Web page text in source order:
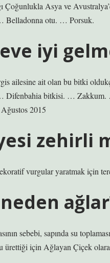
Çoğunlukla Asya ve
Belladonna otu. … Porsuk.
iyi
ailesine ait olan bu bitki
Difenbahia bitkisi. …
2015
zehirli
vurgular yaratmak için
sebebi, sapında su
ürettiği için Ağlayan Çiçek